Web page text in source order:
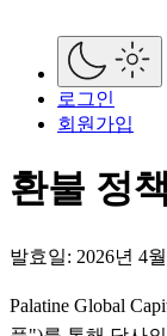
로그인
회원가입
환불 정책
발효일: 2026년 4월
Palatine Global